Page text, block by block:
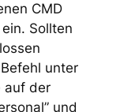
CMD
Sollten
unter
auf der
und